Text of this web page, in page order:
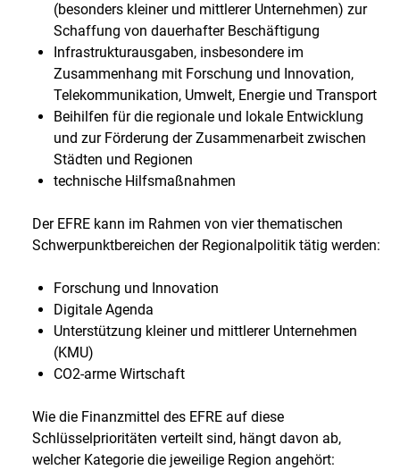
(besonders kleiner und mittlerer Unternehmen) zur
Schaffung von dauerhafter Beschäftigung
Infrastrukturausgaben, insbesondere im
Zusammenhang mit Forschung und Innovation,
Telekommunikation, Umwelt, Energie und Transport
Beihilfen für die regionale und lokale Entwicklung
und zur Förderung der Zusammenarbeit zwischen
Städten und Regionen
technische Hilfsmaßnahmen
Der EFRE kann im Rahmen von vier thematischen
Schwerpunktbereichen der Regionalpolitik tätig werden:
Forschung und Innovation
Digitale Agenda
Unterstützung kleiner und mittlerer Unternehmen
(KMU)
CO2-arme Wirtschaft
Wie die Finanzmittel des EFRE auf diese
Schlüsselprioritäten verteilt sind, hängt davon ab,
welcher Kategorie die jeweilige Region angehört: